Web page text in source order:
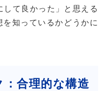
て良かった」と思える
知っているかどうかに
合理的な構造